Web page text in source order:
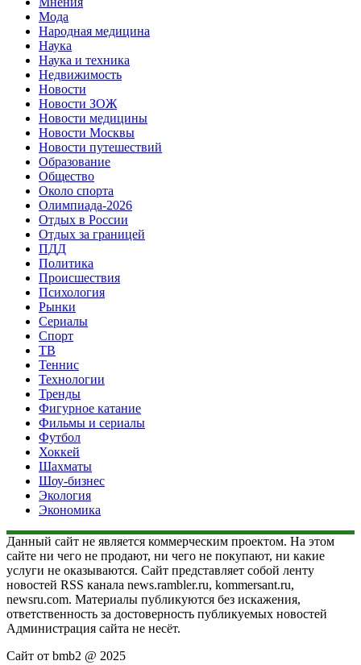
Мода
Народная медицина
Наука
Наука и техника
Недвижимость
Новости
Новости ЗОЖ
Новости медицины
Новости Москвы
Новости путешествий
Образование
Общество
Около спорта
Олимпиада-2026
Отдых в России
Отдых за границей
ПДД
Политика
Происшествия
Психология
Рынки
Сериалы
Спорт
ТВ
Теннис
Технологии
Тренды
Фигурное катание
Фильмы и сериалы
Футбол
Хоккей
Шахматы
Шоу-бизнес
Экология
Экономика
Данный сайт не является коммерческим проектом. На этом
сайте ни чего не продают, ни чего не покупают, ни какие
услуги не оказываются. Сайт представляет собой ленту
новостей RSS канала news.rambler.ru, kommersant.ru,
newsru.com. Материалы публикуются без искажения,
ответственность за достоверность публикуемых новостей
Администрация сайта не несёт.
Сайт от bmb2 @ 2025